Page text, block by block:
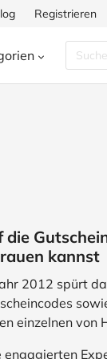
Registrieren
Studenten
kannst
2012 spürt
einzelnen von
engagierten